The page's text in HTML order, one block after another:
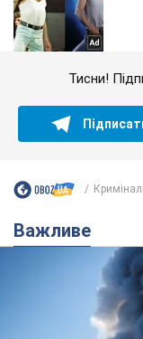
Тисни!
Важливе